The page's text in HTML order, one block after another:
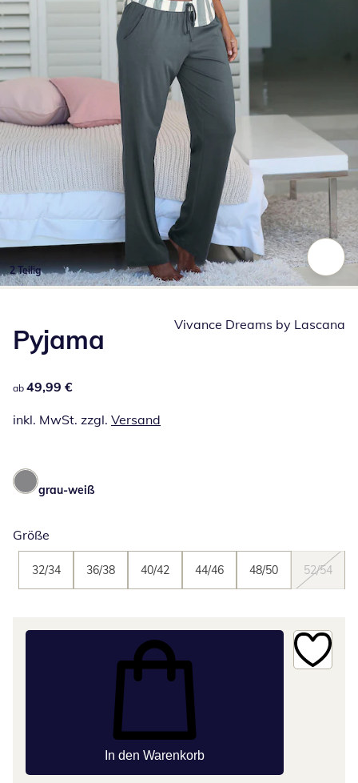
2 Teilig
Pyjama
49,99 €
ab 49,99 €
inkl. MwSt. zzgl. Versand
Vivance Dreams by Lascana
grau-weiß
Größe
32/34 36/38 40/42 44/46 48/50 52/54
In den Warenkorb